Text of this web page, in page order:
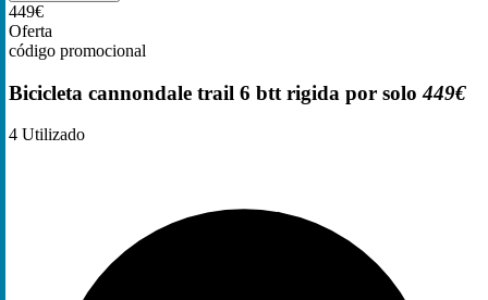
449€
Oferta
código promocional
Bicicleta cannondale trail 6 btt rigida por solo449€
4 Utilizado